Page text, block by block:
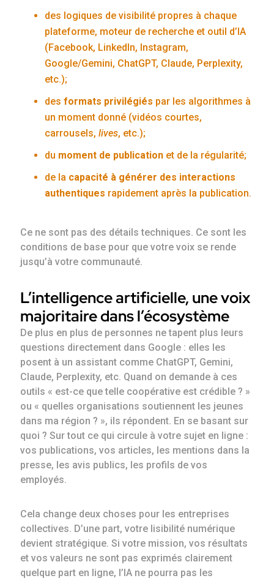
des logiques de visibilité propres à chaque
plateforme, moteur de recherche et outil d’IA
(Facebook, LinkedIn, Instagram,
Google/Gemini, ChatGPT, Claude, Perplexity,
etc.);
desformats privilégiés par les algorithmes à
un moment donné (vidéos courtes,
carrousels,lives, etc.);
du moment de publication et de la régularité;
de la capacité à générer des interactions
authentiques rapidement après la publication.
Ce ne sont pas des détails techniques. Ce sont les
conditions de base pour que votre voix se rende
jusqu’à votre communauté.
L’intelligence artificielle, une voix
majoritaire dans l’écosystème
De plus en plus de personnes ne tapent plus leurs
questions directement dans Google : elles les
posent à un assistant comme ChatGPT, Gemini,
Claude, Perplexity, etc. Quand on demande à ces
outils « est-ce que telle coopérative est crédible ? »
ou « quelles organisations soutiennent les jeunes
dans ma région ? », ils répondent. En se basant sur
quoi ? Sur tout ce qui circule à votre sujet en ligne :
vos publications, vos articles, les mentions dans la
presse, les avis publics, les profils de vos
employés.
Cela change deux choses pour les entreprises
collectives. D’une part, votre lisibilité numérique
devient stratégique. Si votre mission, vos résultats
et vos valeurs ne sont pas exprimés clairement
quelque part en ligne, l’IA ne pourra pas les